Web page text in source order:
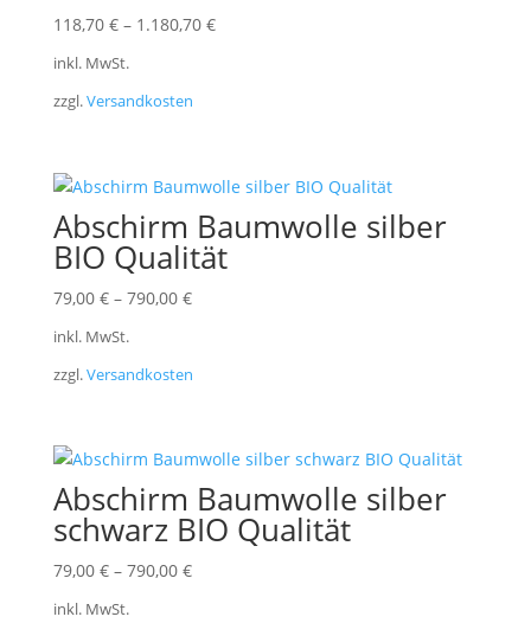
118,70 €– 1.180,70 €
inkl. MwSt.
zzgl.Versandkosten
Abschirm Baumwolle silber
BIO Qualität
79,00 €– 790,00 €
inkl. MwSt.
zzgl.Versandkosten
Abschirm Baumwolle silber
schwarz BIO Qualität
79,00 €– 790,00 €
inkl. MwSt.